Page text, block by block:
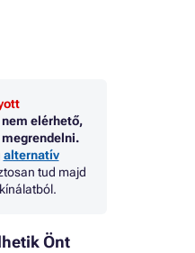
elérhető,
alternatív
tud majd
Önt